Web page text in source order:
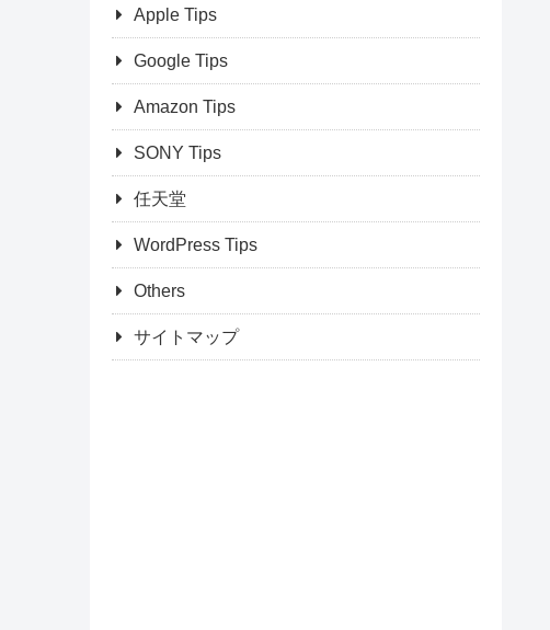
Apple Tips
Google Tips
Amazon Tips
SONY Tips
任天堂
WordPress Tips
Others
サイトマップ